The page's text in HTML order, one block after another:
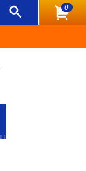
0